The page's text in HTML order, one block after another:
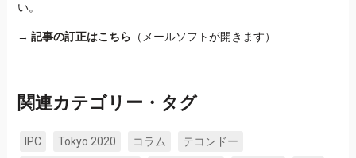
い。
→ 記事の訂正はこちら （メールソフトが開きます）
関連カテゴリー・タグ
IPC Tokyo 2020 コラム
テコンドー